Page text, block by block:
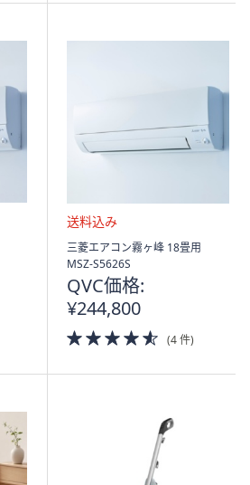
送
料
み
三菱エアコン霧ヶ峰 18畳用
MSZ-S5626S
QVC価格:
¥244,800
4.5
of
(4 件)